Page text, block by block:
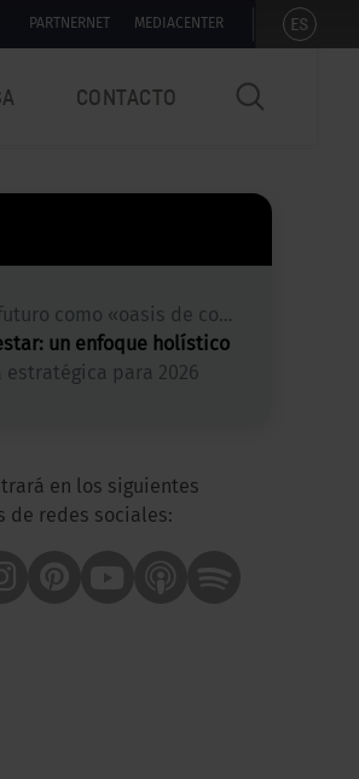
PARTNERNET MEDIACENTER ES
CONTACTO
La oficina del futuro como «oasis de concentración»
un enfoque holístico
estratégica para 2026
en los siguientes
de redes sociales: